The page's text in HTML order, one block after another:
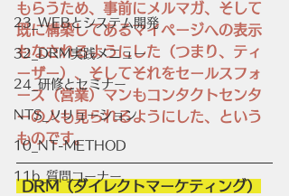
23_WEBとシステム開発
32_DRM実践メニュー
24_研修とセミナー
NTS_ソリューション
10_NT-METHOD
11b_質問コーナー
もらうため、事前にメルマガ、そして
既に構築してあるマイページへの表示
もなされるようにした（つまり、ティ
ーザー）、そしてそれをセールスフォ
ース（営業）マンもコンタクトセンタ
ーの人も見られるようにした、という
ものです。
DRM（ダイレクトマーケティング）